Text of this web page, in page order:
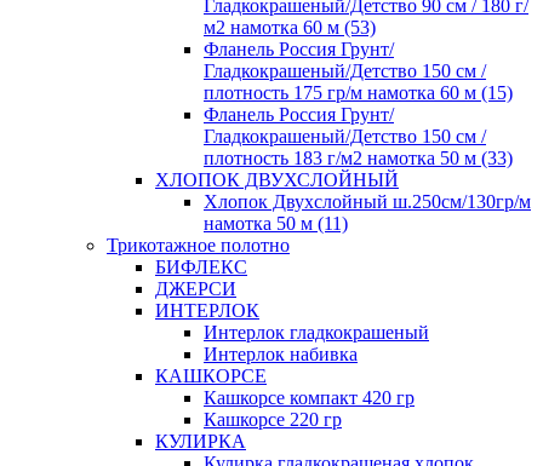
Гладкокрашеный/Детство 90 см / 180 г/
м2 намотка 60 м (53)
Фланель Россия Грунт/
Гладкокрашеный/Детство 150 см /
плотность 175 гр/м намотка 60 м (15)
Фланель Россия Грунт/
Гладкокрашеный/Детство 150 см /
плотность 183 г/м2 намотка 50 м (33)
ХЛОПОК ДВУХСЛОЙНЫЙ
Хлопок Двухслойный ш.250см/130гр/м
намотка 50 м (11)
Трикотажное полотно
БИФЛЕКС
ДЖЕРСИ
ИНТЕРЛОК
Интерлок гладкокрашеный
Интерлок набивка
КАШКОРСЕ
Кашкорсе компакт 420 гр
Кашкорсе 220 гр
КУЛИРКА